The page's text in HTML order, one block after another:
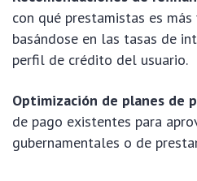
con qué prestamistas es
basándose en las tasas de
perfil de crédito del usuario.
Optimización de planes de
de pago existentes para
gubernamentales o de